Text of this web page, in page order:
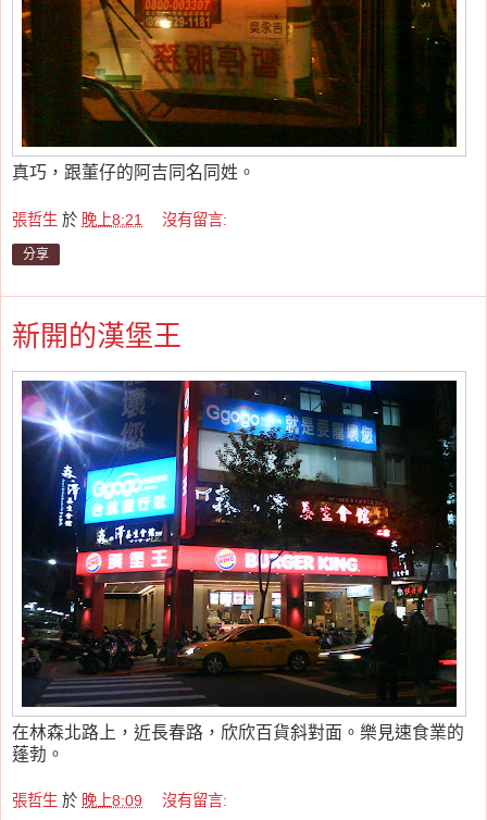
真巧，跟董仔的阿吉同名同姓。
張哲生 於 晚上8:21 沒有留言:
分享
新開的漢堡王
在林森北路上，近長春路，欣欣百貨斜對面。樂見速食業的
蓬勃。
張哲生 於 晚上8:09 沒有留言: